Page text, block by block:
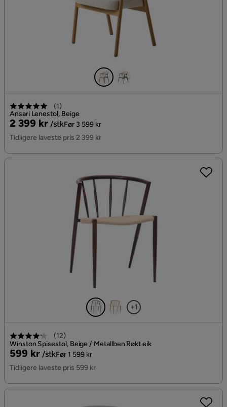
(1)
Ansari Lenestol, Beige
Pris
2 399 kr /stk
Original
Pris
Før 3 599 kr
Tidligere laveste pris 2 399 kr
+1
(12)
Winston Spisestol, Beige / Metallben Røkt eik
Pris
599 kr /stk
Original
Pris
Før 1 599 kr
Tidligere laveste pris 599 kr